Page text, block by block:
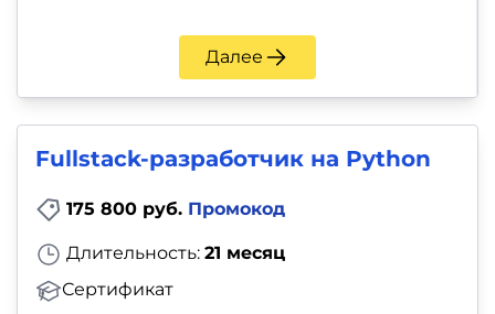
Далее
Fullstack-разработчик на Python
175 800 руб. Промокод
Длительность: 21 месяц
Сертификат